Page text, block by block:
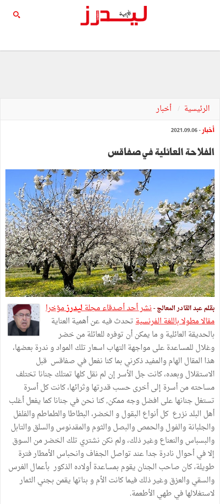
الرئيسية أخبار
أخبار - 2021.09.06
الفلاحة العائلية في صفاقس
بقلم عبد القادر المعالج -نشر أحد أصدقاء مجلةليدرزمؤخرا
مقالا مطولا باللغة الفرنسيةتحدث فيه عن أهمية العناية
بالحديقة العائلية و ما يمكن أن توفره للعائلة من خضر
وغلال للمساعدة على مواجهة التهاب اسعار تلك المواد و ندرة بعضها،
هذا المقال الهام والمفيد ذكرني بما كنا نفعل في صفاقس قبل
الاستقلال وبعده، كانت جل الأسر إن لم نقل كلها تمتلك جنانا تختلف
مساحته من أسرة إلى أخرى حسب قدرتها وثرائها، كانت كل أسرة
تستغل جنانها على افضل وجه ممكن, كنا نحن في جنانا كما يفعل أغلب
أهل البلد نزرع كل أنواع البقول و الخضر، البطاطا والطماطم والفلفل
والجلبانة والفول والحمص والبصل والثوم والمقدنوس والسلق والتابل
والبسباس والنعناع وغير ذلك، ولم نكن نشتري تلك الخضر من السوق
إلا في أحوال نادرة جدا عند تواصل الجفاف وانحباس الأمطار فترة
طويلة، كان صاحب الجنان يقوم بمساعدة أولاده الذكور بأعمال الغرس
والسقي والعزق وغير ذلك فيما كانت الأم و بناتها يقمن بجني الثمار
لاستغلالها في طهي الأطعمة.